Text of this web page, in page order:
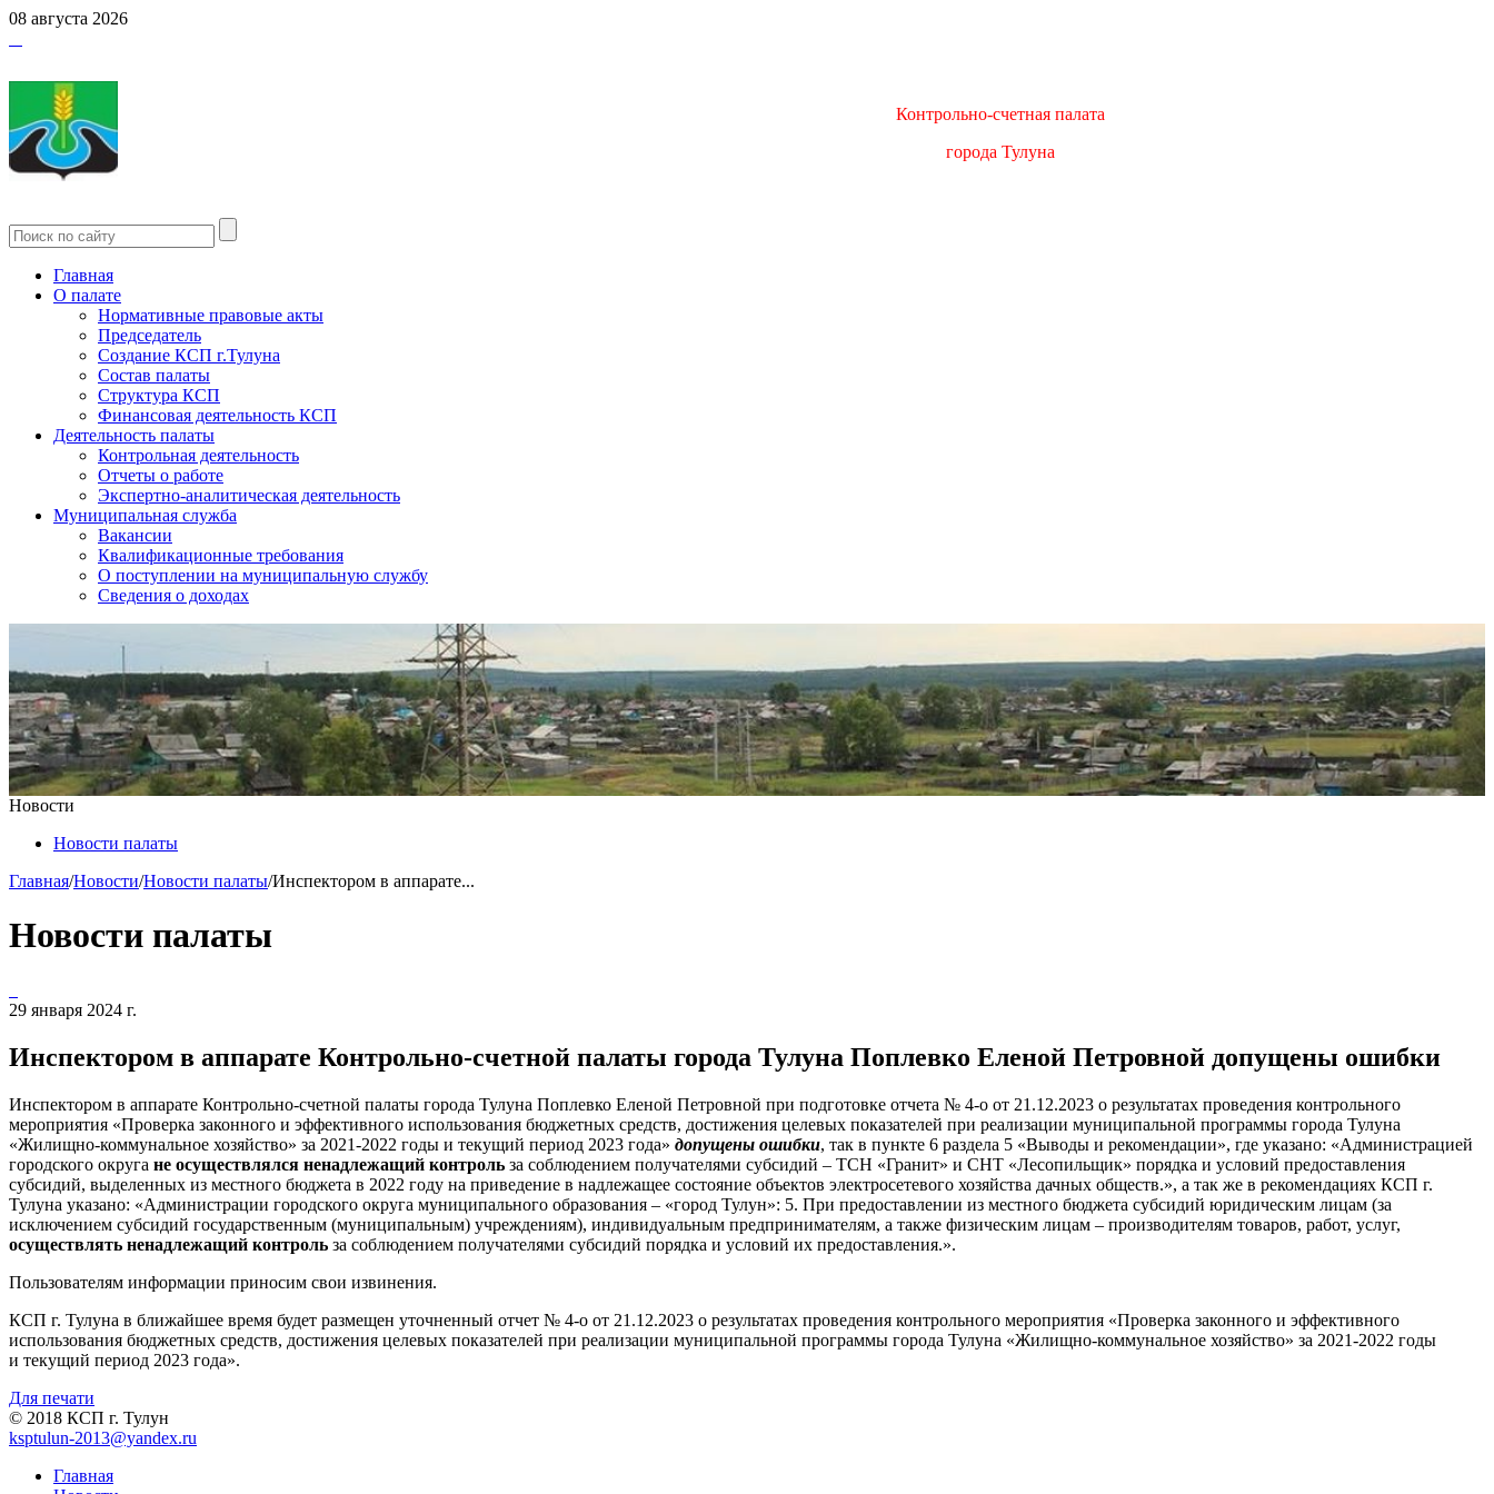
08 августа 2026
Контрольно-счетная палата
города Тулуна
Главная
О палате
Нормативные правовые акты
Председатель
Создание КСП г.Тулуна
Состав палаты
Структура КСП
Финансовая деятельность КСП
Деятельность палаты
Контрольная деятельность
Отчеты о работе
Экспертно-аналитическая деятельность
Муниципальная служба
Вакансии
Квалификационные требования
О поступлении на муниципальную службу
Сведения о доходах
Новости
Новости палаты
Главная/Новости/Новости палаты/Инспектором в аппарате...
Новости палаты
29 января 2024 г.
Инспектором в аппарате Контрольно-счетной палаты города Тулуна Поплевко Еленой Петровной допущены ошибки
Инспектором в аппарате Контрольно-счетной палаты города Тулуна Поплевко Еленой Петровной при подготовке отчета № 4-о от 21.12.2023 о результатах проведения контрольного
мероприятия «Проверка законного и эффективного использования бюджетных средств, достижения целевых показателей при реализации муниципальной программы города Тулуна
«Жилищно-коммунальное хозяйство» за 2021-2022 годы и текущий период 2023 года» допущены ошибки, так в пункте 6 раздела 5 «Выводы и рекомендации», где указано: «Администрацией
городского округа не осуществлялся ненадлежащий контроль за соблюдением получателями субсидий – ТСН «Гранит» и СНТ «Лесопильщик» порядка и условий предоставления
субсидий, выделенных из местного бюджета в 2022 году на приведение в надлежащее состояние объектов электросетевого хозяйства дачных обществ.», а так же в рекомендациях КСП г.
Тулуна указано: «Администрации городского округа муниципального образования – «город Тулун»: 5. При предоставлении из местного бюджета субсидий юридическим лицам (за
исключением субсидий государственным (муниципальным) учреждениям), индивидуальным предпринимателям, а также физическим лицам – производителям товаров, работ, услуг,
осуществлять ненадлежащий контроль за соблюдением получателями субсидий порядка и условий их предоставления.».
Пользователям информации приносим свои извинения.
КСП г. Тулуна в ближайшее время будет размещен уточненный отчет № 4-о от 21.12.2023 о результатах проведения контрольного мероприятия «Проверка законного и эффективного
использования бюджетных средств, достижения целевых показателей при реализации муниципальной программы города Тулуна «Жилищно-коммунальное хозяйство» за 2021-2022 годы
и текущий период 2023 года».
Для печати
© 2018 КСП г. Тулун
ksptulun-2013@yandex.ru
Главная